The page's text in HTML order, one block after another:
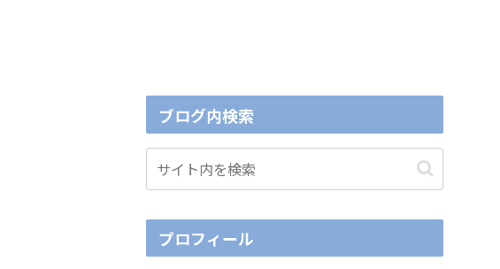
ブログ内検索
プロフィール